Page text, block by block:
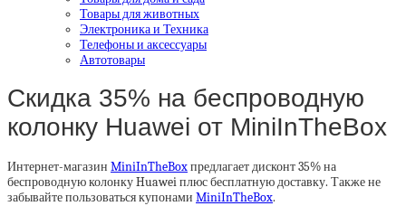
Товары для животных
Электроника и Техника
Телефоны и аксессуары
Автотовары
Скидка 35% на беспроводную
колонку Huawei от MiniInTheBox
Интернет-магазин MiniInTheBoxпредлагает дисконт 35% на
беспроводную колонку Huawei плюс бесплатную доставку. Также не
забывайте пользоваться купонами MiniInTheBox.